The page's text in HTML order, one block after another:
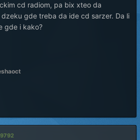
cd radiom, pa bix xteo da
gde treba da ide cd sarzer. Da li
gde i kako?
9792